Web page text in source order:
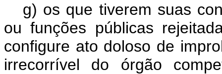
g) os que tiverem suas
ou funções públicas
configure ato doloso de
irrecorrível do órgão